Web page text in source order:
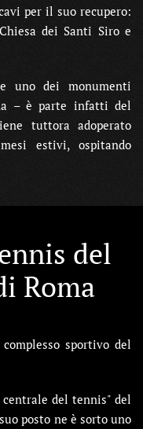
per il suo recupero:
dei Santi Siro e
uno dei monumenti
– è parte infatti del
tuttora adoperato
estivi, ospitando
del
Roma
sportivo del
centrale del tennis" del
posto ne è sorto uno